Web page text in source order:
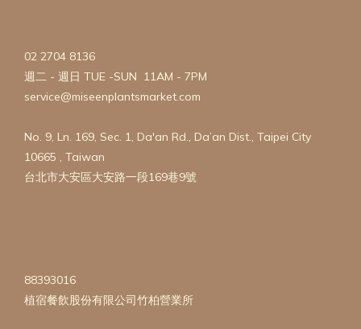
02 2704 8136
週二 - 週日 TUE -SUN 11AM - 7PM
service@miseenplantsmarket.com
No. 9, Ln. 169, Sec. 1, Da'an Rd., Da’an Dist., Taipei City
10665 , Taiwan
台北市大安區大安路一段169巷9號
88393016
植宿餐飲股份有限公司竹柏營業所